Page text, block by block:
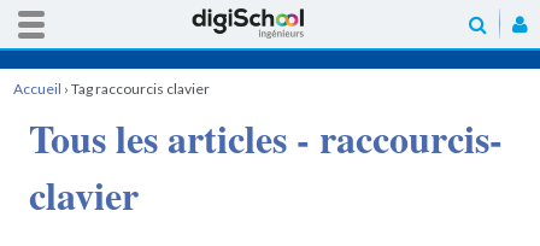
Accueil › Tag raccourcis clavier
Tous les articles - raccourcis-
clavier